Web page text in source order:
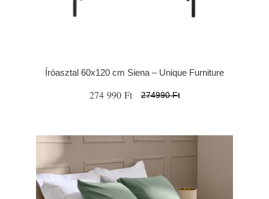
Íróasztal 60x120 cm Siena – Unique Furniture
274 990 Ft 274990 Ft